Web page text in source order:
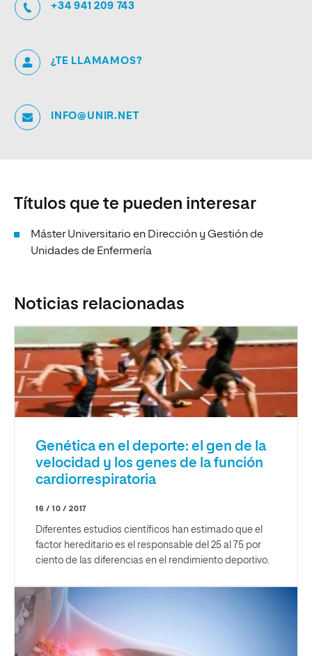
+34 941 209 743
¿TE LLAMAMOS?
INFO@UNIR.NET
Títulos que te pueden interesar
Máster Universitario en Dirección y Gestión de
Unidades de Enfermería
Noticias relacionadas
Genética en el deporte: el gen de la
velocidad y los genes de la función
cardiorrespiratoria
16 / 10 / 2017
Diferentes estudios científicos han estimado que el
factor hereditario es el responsable del 25 al 75 por
ciento de las diferencias en el rendimiento deportivo.